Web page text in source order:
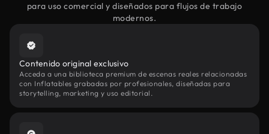
para uso comercial y diseñados para flujos de trabajo
modernos.
Contenido original exclusivo
Acceda a una biblioteca premium de escenas reales relacionadas
con Inflatables grabadas por profesionales, diseñadas para
storytelling, marketing y uso editorial.